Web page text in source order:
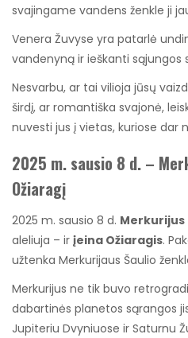
svajingame vandens ženkle ji
Venera Žuvyse yra patarlė
vandenyną ir ieškanti sąjungos
Nesvarbu, ar tai vilioja jūsų
širdį, ar romantiška svajonė,
nuvesti jus į vietas, kuriose dar
2025 m. sausio 8 d. –
Ožiaragį
2025 m. sausio 8 d. Merkurijus
aleliuja – ir įeina Ožiaragis.
užtenka Merkurijaus Šaulio
Merkurijus ne tik buvo
dabartinės planetos sąrangos
Jupiteriu Dvyniuose ir Saturnu